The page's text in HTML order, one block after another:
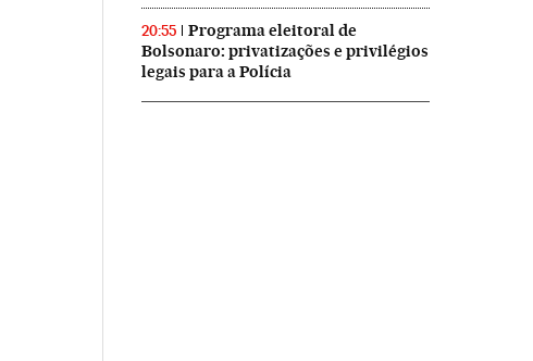
20:55
Programa eleitoral de
Bolsonaro: privatizações e privilégios
legais para a Polícia